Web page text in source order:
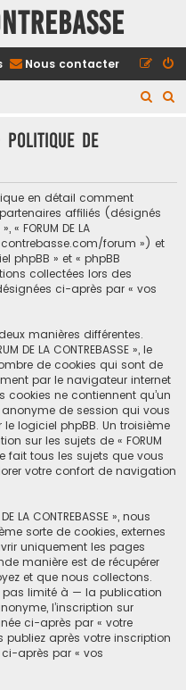
Nous contacter
r
- Politique de
en détail comment
partenaires affiliés (désignés
FORUM DE LA
contrebasse.com/forum ») et
phpBB » et « phpBB
collectées lors des
ci-après par « vos
manières différentes.
DE LA CONTREBASSE », le
de cookies qui sont de
par le navigateur internet
cookies ne contiennent qu’un
de session qui vous
logiciel phpBB. Un troisième
sur les sujets de « FORUM
fait tous les sujets que vous
votre confort de navigation
LA CONTREBASSE », nous
sorte de cookies, externes
uniquement les pages
manière est de récupérer
et que nous collectons.
pas limité à — la publication
l’inscription sur
ci-après par « votre
après votre inscription
après par « vos